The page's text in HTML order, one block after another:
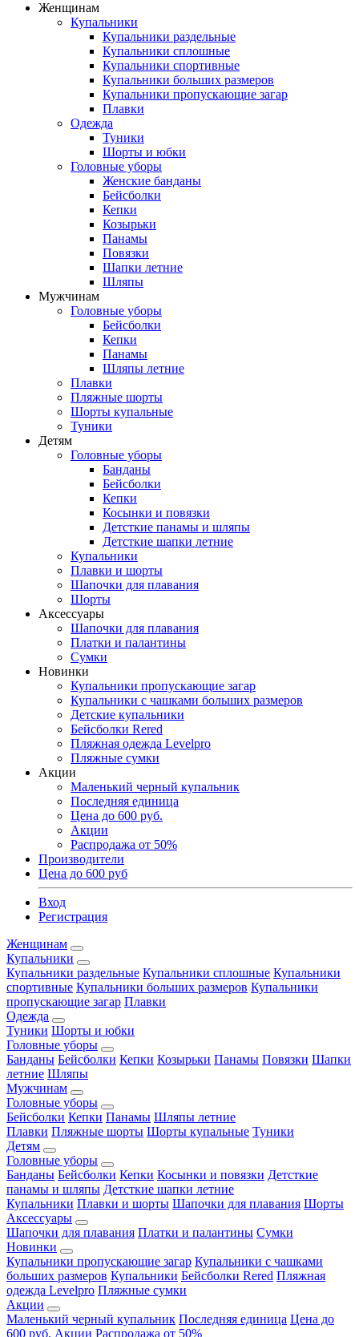
Женщинам
Купальники
Купальники раздельные
Купальники сплошные
Купальники спортивные
Купальники больших размеров
Купальники пропускающие загар
Плавки
Одежда
Туники
Шорты и юбки
Головные уборы
Женские банданы
Бейсболки
Кепки
Козырьки
Панамы
Повязки
Шапки летние
Шляпы
Мужчинам
Головные уборы
Бейсболки
Кепки
Панамы
Шляпы летние
Плавки
Пляжные шорты
Шорты купальные
Туники
Детям
Головные уборы
Банданы
Бейсболки
Кепки
Косынки и повязки
Детсткие панамы и шляпы
Детсткие шапки летние
Купальники
Плавки и шорты
Шапочки для плавания
Шорты
Аксессуары
Шапочки для плавания
Платки и палантины
Сумки
Новинки
Купальники пропускающие загар
Купальники с чашками больших размеров
Детские купальники
Бейсболки Rered
Пляжная одежда Levelpro
Пляжные сумки
Акции
Маленький черный купальник
Последняя единица
Цена до 600 руб.
Акции
Распродажа от 50%
Производители
Цена до 600 руб
Вход
Регистрация
Женщинам
Купальники
Купальники раздельные Купальники сплошные Купальники
спортивные Купальники больших размеров Купальники
пропускающие загар Плавки
Одежда
Туники Шорты и юбки
Головные уборы
Банданы Бейсболки Кепки Козырьки Панамы Повязки Шапки
летние Шляпы
Мужчинам
Головные уборы
Бейсболки Кепки Панамы Шляпы летние
Плавки Пляжные шорты Шорты купальные Туники
Детям
Головные уборы
Банданы Бейсболки Кепки Косынки и повязки Детсткие
панамы и шляпы Детсткие шапки летние
Купальники Плавки и шорты Шапочки для плавания Шорты
Аксессуары
Шапочки для плавания Платки и палантины Сумки
Новинки
Купальники пропускающие загар Купальники с чашками
больших размеров Купальники Бейсболки Rered Пляжная
одежда Levelpro Пляжные сумки
Акции
Маленький черный купальник Последняя единица Цена до
600 руб. Акции Распродажа от 50%